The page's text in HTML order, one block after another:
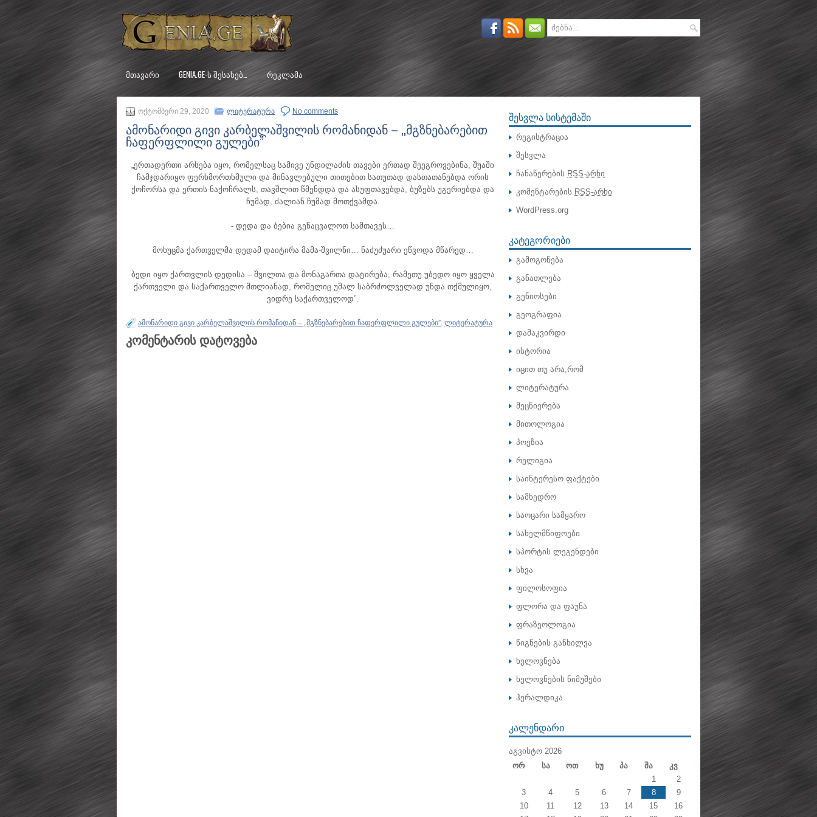
ᲛᲗᲐᲕᲐᲠᲘ GENIA.GE-Ს ᲨᲔᲡᲐᲮᲔᲑ… ᲠᲔᲙᲚᲐᲛᲐ
ოქტომბერი 29, 2020 ლიტერატურა No comments
ამონარიდი გივი კარბელაშვილის რომანიდან – „მგზნებარებით
ჩაფერფლილი გულები”
„ერთადერთი არსება იყო, რომელსაც სამივე უნდილაძის თავები ერთად შეეგროვებინა, შუაში
ჩამჯდარიყო ფერხმორთხმული და მინავლებული თითებით სათუთად დასთათანებდა ორის
ქოჩორსა და ერთის ნაქოჩრალს, თავშლით წმენდდა და ასუფთავებდა, ბუზებს უგერიებდა და
ჩუმად, ძალიან ჩუმად მოთქვამდა.
- დედა და ბებია გენაცვალოთ სამთავეს…
მოხუცმა ქართველმა დედამ დაიტირა მამა-შვილნი… ნაძუძუარი ეწვოდა მწარედ…
ბედი იყო ქართვლის დედისა – შვილთა და მონაგართა დატირება, რამეთუ უბედო იყო ყველა
ქართველი და საქართველო მთლიანად, რომელიც უმალ საბრძოლველად უნდა თქმულიყო,
ვიდრე საქართველოდ”.
ამონარიდი გივი კარბელაშვილის რომანიდან – „მგზნებარებით ჩაფერფლილი გულები”, ლიტერატურა
კომენტარის დატოვება
ᲨᲔᲡᲕᲚᲐ ᲡᲘᲡᲢᲔᲛᲐᲨᲘ
რეგისტრაცია
შესვლა
ჩანაწერების RSS-არხი
კომენტარების RSS-არხი
WordPress.org
ᲙᲐᲢᲔᲒᲝᲠᲘᲔᲑᲘ
გამოგონება
განათლება
გენიოსები
გეოგრაფია
დამაკვირდი
ისტორია
იცით თუ არა,რომ
ლიტერატურა
მეცნიერება
მითოლოგია
პოეზია
რელიგია
საინტერესო ფაქტები
სამხედრო
საოცარი სამყარო
სახელმწიფოები
სპორტის ლეგენდები
სხვა
ფილოსოფია
ფლორა და ფაუნა
ფრაზეოლოგია
წიგნების განხილვა
ხელოვნება
ხელოვნების ნიმუშები
ჰერალდიკა
ᲙᲐᲚᲔᲜᲓᲐᲠᲘ
ᲐᲒᲕᲘᲡᲢᲝ 2026
Ორ
Სა Ოთ Ხუ Პა Შა
Კვ
1
2
3
4 5 6 7 8
9
10
11 12 13 14 15
16